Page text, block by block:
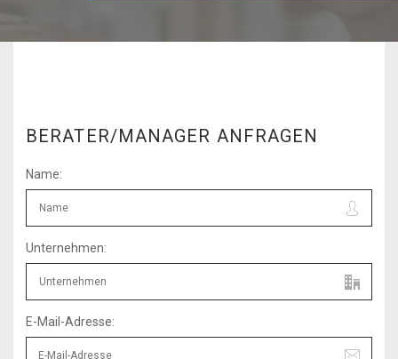
BERATER/MANAGER ANFRAGEN
Name:
Unternehmen:
E-Mail-Adresse: